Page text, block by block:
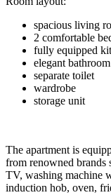
spacious living
2 comfortable
fully equipped
elegant bathroom
separate toilet
wardrobe
storage unit
The apartment is
from renowned brands
TV, washing machine
induction hob, oven,